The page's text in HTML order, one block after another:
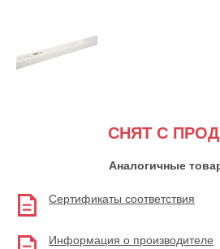
СНЯТ С
Аналогичные
Сертификаты соответствия
Информация о производителе